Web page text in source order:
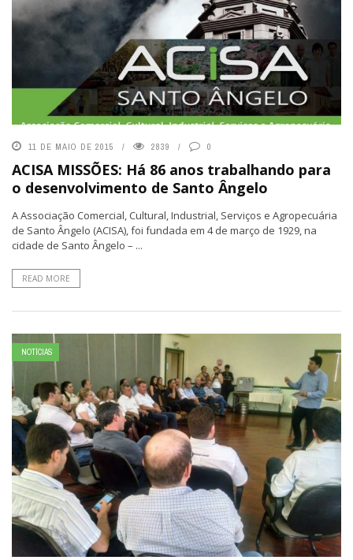
11 DE MAIO DE 2015 2839 0
ACISA MISSÕES: Há 86 anos trabalhando para
o desenvolvimento de Santo Ângelo
A Associação Comercial, Cultural, Industrial, Serviços e Agropecuária
de Santo Ângelo (ACISA), foi fundada em 4 de março de 1929, na
cidade de Santo Ângelo – ...
READ MORE
NOTÍCIAS